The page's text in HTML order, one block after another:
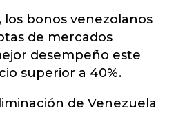
los bonos venezolanos
de mercados
desempeño este
superior a 40%.
de Venezuela